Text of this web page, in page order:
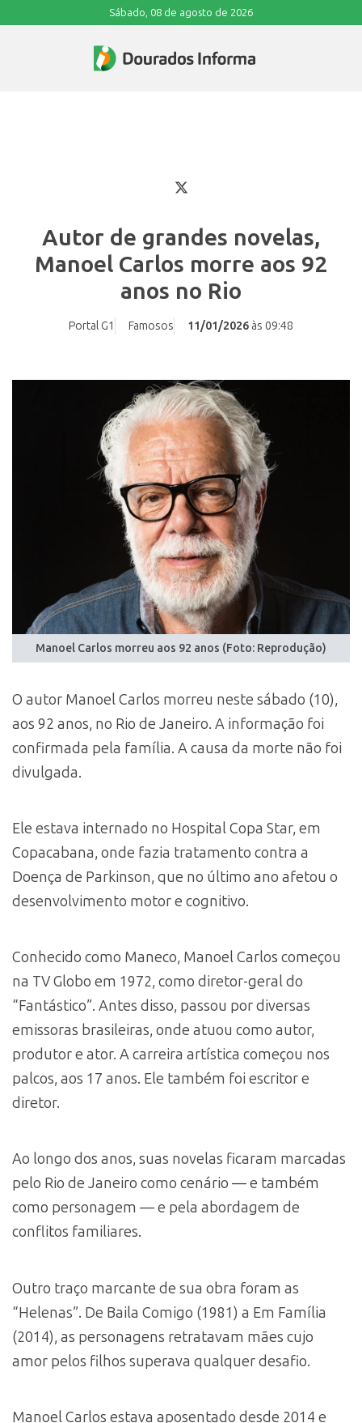
Sábado, 08 de agosto de 2026
Autor de grandes novelas,
Manoel Carlos morre aos 92
anos no Rio
Portal G1 Famosos 11/01/2026 às 09:48
Manoel Carlos morreu aos 92 anos (Foto: Reprodução)
O autor Manoel Carlos morreu neste sábado (10),
aos 92 anos, no Rio de Janeiro. A informação foi
confirmada pela família. A causa da morte não foi
divulgada.
Ele estava internado no Hospital Copa Star, em
Copacabana, onde fazia tratamento contra a
Doença de Parkinson, que no último ano afetou o
desenvolvimento motor e cognitivo.
Conhecido como Maneco, Manoel Carlos começou
na TV Globo em 1972, como diretor-geral do
“Fantástico”. Antes disso, passou por diversas
emissoras brasileiras, onde atuou como autor,
produtor e ator. A carreira artística começou nos
palcos, aos 17 anos. Ele também foi escritor e
diretor.
Ao longo dos anos, suas novelas ficaram marcadas
pelo Rio de Janeiro como cenário — e também
como personagem — e pela abordagem de
conflitos familiares.
Outro traço marcante de sua obra foram as
“Helenas”. De Baila Comigo (1981) a Em Família
(2014), as personagens retratavam mães cujo
amor pelos filhos superava qualquer desafio.
Manoel Carlos estava aposentado desde 2014 e